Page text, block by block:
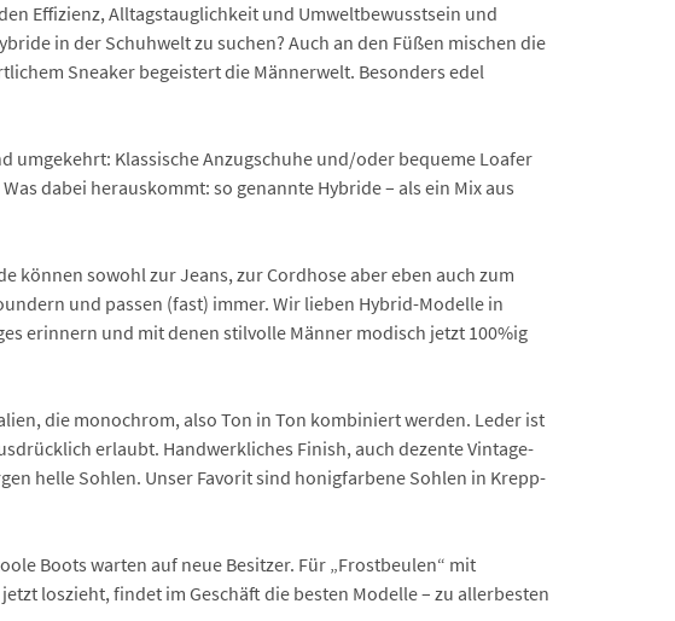
Effizienz, Alltagstauglichkeit und Umwelt­bewusstsein und
in der Schuhwelt zu suchen? Auch an den Füßen mischen die
Sneaker begeistert die Männerwelt. Besonders edel
umgekehrt: Klassische Anzugschuhe und/oder bequeme Loafer
dabei herauskommt: so genannte Hybride – als ein Mix aus
können sowohl zur Jeans, zur Cordhose aber eben auch zum
und passen (fast) immer. Wir lieben Hybrid-Modelle in
erinnern und mit denen stilvolle Männer modisch jetzt 100%ig
die monochrom, also Ton in Ton kombiniert werden. Leder ist
erlaubt. Handwerkliches Finish, auch dezente Vintage-
helle Sohlen. Unser Favorit sind honigfarbene Sohlen in Krepp-
Boots warten auf neue Besitzer. Für „Frostbeulen“ mit
loszieht, findet im Geschäft die besten Modelle – zu allerbesten